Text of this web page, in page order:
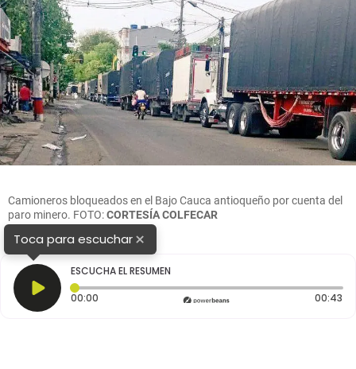
Camioneros bloqueados en el Bajo Cauca antioqueño por cuenta del
paro minero. FOTO:CORTESÍA COLFECAR
Toca para escuchar×
ESCUCHA EL RESUMEN
00:00 Tiempo transcurrido: 0 segundos 00:43